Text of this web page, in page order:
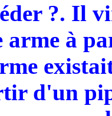
?. Il
arme à
d'un